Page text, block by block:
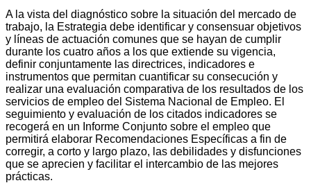
A la vista del diagnóstico sobre la situación del mercado de
trabajo, la Estrategia debe identificar y consensuar objetivos
y líneas de actuación comunes que se hayan de cumplir
durante los cuatro años a los que extiende su vigencia,
definir conjuntamente las directrices, indicadores e
instrumentos que permitan cuantificar su consecución y
realizar una evaluación comparativa de los resultados de los
servicios de empleo del Sistema Nacional de Empleo. El
seguimiento y evaluación de los citados indicadores se
recogerá en un Informe Conjunto sobre el empleo que
permitirá elaborar Recomendaciones Específicas a fin de
corregir, a corto y largo plazo, las debilidades y disfunciones
que se aprecien y facilitar el intercambio de las mejores
prácticas.